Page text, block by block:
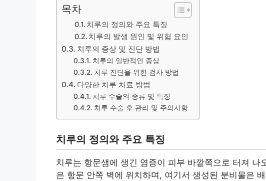
목차
치루의 정의와 주요 특징
치루의 발생 원인 및 위험 요인
치루의 증상 및 진단 방법
치루의 일반적인 증상
치루 진단을 위한 검사 방법
다양한 치루 치료 방법
치루 수술의 종류 및 특징
치루 수술 후 관리 및 주의사항
치루의 정의와 주요 특징
치루는 항문샘에 생긴 염증이 피부 바깥쪽으로 터져 나
은 항문 안쪽 벽에 위치하며, 여기서 생성된 분비물은